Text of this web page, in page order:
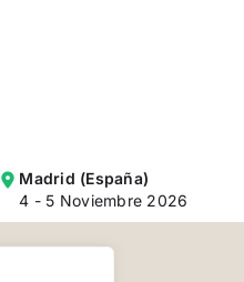
Madrid (España)
4 - 5 Noviembre 2026